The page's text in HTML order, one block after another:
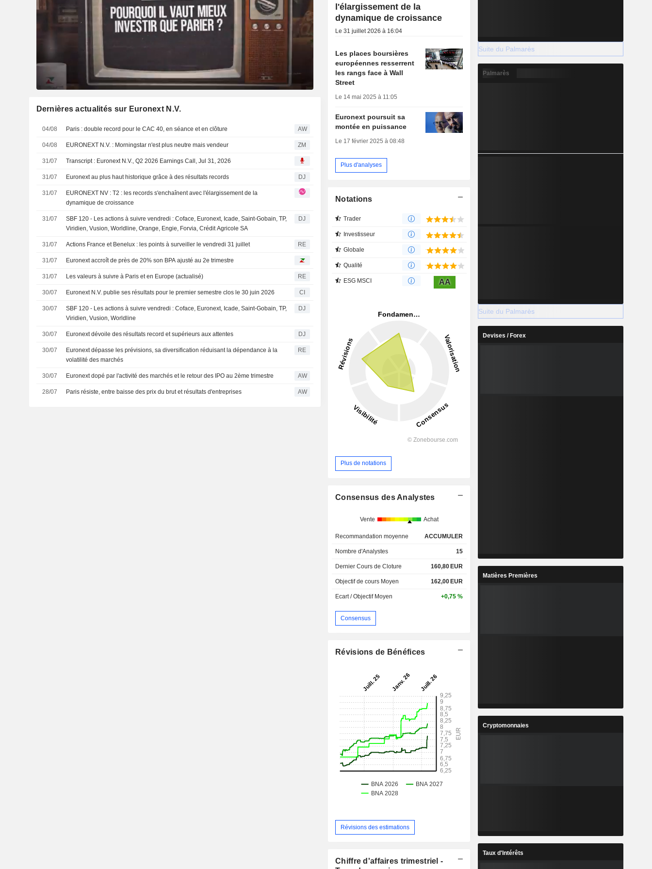
Dernières actualités sur Euronext N.V.
04/08 Paris : double record pour le CAC 40, en séance et en clôture AW
04/08 EURONEXT N.V. : Morningstar n'est plus neutre mais vendeur ZM
31/07 Transcript : Euronext N.V., Q2 2026 Earnings Call, Jul 31, 2026
31/07 Euronext au plus haut historique grâce à des résultats records DJ
31/07
EURONEXT NV : T2 : les records s'enchaînent avec l'élargissement de la
dynamique de croissance
31/07
SBF 120 - Les actions à suivre vendredi : Coface, Euronext, Icade, Saint-Gobain, TP,
Viridien, Vusion, Worldline, Orange, Engie, Forvia, Crédit Agricole SA
DJ
31/07 Actions France et Benelux : les points à surveiller le vendredi 31 juillet RE
31/07 Euronext accroît de près de 20% son BPA ajusté au 2e trimestre
31/07 Les valeurs à suivre à Paris et en Europe (actualisé) RE
30/07 Euronext N.V. publie ses résultats pour le premier semestre clos le 30 juin 2026 CI
30/07
SBF 120 - Les actions à suivre vendredi : Coface, Euronext, Icade, Saint-Gobain, TP,
Viridien, Vusion, Worldline
DJ
30/07 Euronext dévoile des résultats record et supérieurs aux attentes DJ
30/07
Euronext dépasse les prévisions, sa diversification réduisant la dépendance à la
volatilité des marchés
RE
30/07 Euronext dopé par l'activité des marchés et le retour des IPO au 2ème trimestre AW
28/07 Paris résiste, entre baisse des prix du brut et résultats d'entreprises AW
l'élargissement de la
dynamique de croissance
Le 31 juillet 2026 à 16:04
Les places boursières
européennes resserrent
les rangs face à Wall
Street
Le 14 mai 2025 à 11:05
Euronext poursuit sa
montée en puissance
Le 17 février 2025 à 08:48
Plus d'analyses
Notations
Trader
Investisseur
Globale
Qualité
ESG MSCI AA
Plus de notations
Consensus des Analystes
Vente Achat
Recommandation moyenne ACCUMULER
Nombre d'Analystes 15
Dernier Cours de Cloture 160,80 EUR
Objectif de cours Moyen 162,00 EUR
Ecart / Objectif Moyen +0,75 %
Consensus
Révisions de Bénéfices
Révisions des estimations
Chiffre d'affaires trimestriel -
Suite du Palmarès
Palmarès
Suite du Palmarès
Devises / Forex
Matières Premières
Cryptomonnaies
Taux d'Intérêts